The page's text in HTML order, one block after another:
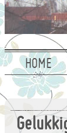
HOME